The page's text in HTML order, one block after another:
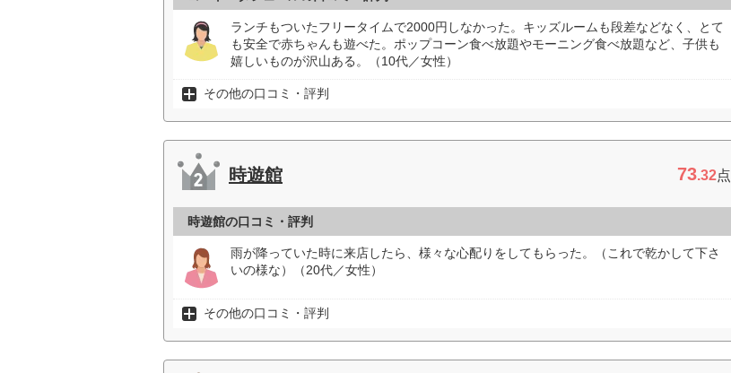
ランチもついたフリータイムで2000円しなかった。キッズルームも段差などなく、とて
も安全で赤ちゃんも遊べた。ポップコーン食べ放題やモーニング食べ放題など、子供も
嬉しいものが沢山ある。（10代／女性）
その他の口コミ・評判
時遊館 73.32点
時遊館の口コミ・評判
雨が降っていた時に来店したら、様々な心配りをしてもらった。（これで乾かして下さ
いの様な）（20代／女性）
その他の口コミ・評判